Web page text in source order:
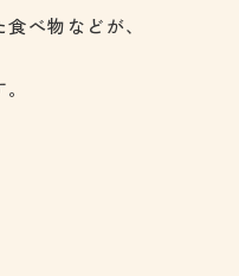
べ物などが、